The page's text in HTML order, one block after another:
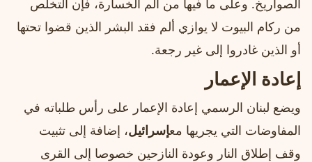
الصواريخ. وعلى ما فيها من ألم الخسارة، فإن التخلص
من ركام البيوت لا يوازي ألم فقد البشر الذين قضوا تحتها
أو الذين غادروا إلى غير رجعة.
إعادة الإعمار
ويضع لبنان الرسمي إعادة الإعمار على رأس طلباته في
المفاوضات التي يجريها معإسرائيل، إضافة إلى تثبيت
وقف إطلاق النار وعودة النازحين خصوصا إلى القرى